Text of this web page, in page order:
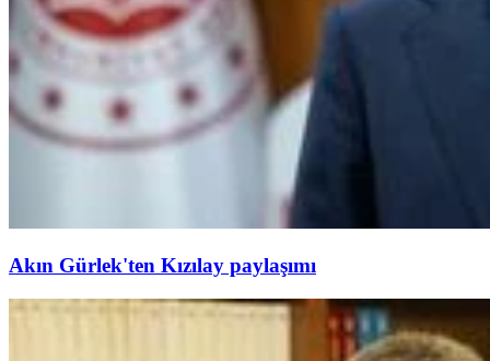
Akın Gürlek'ten Kızılay paylaşımı